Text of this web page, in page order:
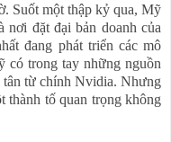
Suốt một thập kỷ qua, Mỹ
nơi đặt đại bản doanh của
đang phát triển các mô
có trong tay những nguồn
từ chính Nvidia. Nhưng
thành tố quan trọng không